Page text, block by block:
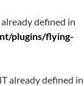
defined in
plugins/flying-
already defined in